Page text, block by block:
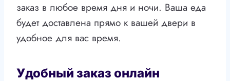
заказ в любое время дня и ночи. Ваша еда
будет доставлена прямо к вашей двери в
удобное для вас время.
Удобный заказ онлайн